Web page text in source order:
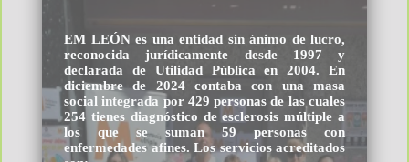
EM LEÓN es una entidad sin ánimo de lucro,
reconocida jurídicamente desde 1997 y
declarada de Utilidad Pública en 2004. En
diciembre de 2024 contaba con una masa
social integrada por 429 personas de las cuales
254 tienes diagnóstico de esclerosis múltiple a
los que se suman 59 personas con
enfermedades afines. Los servicios acreditados